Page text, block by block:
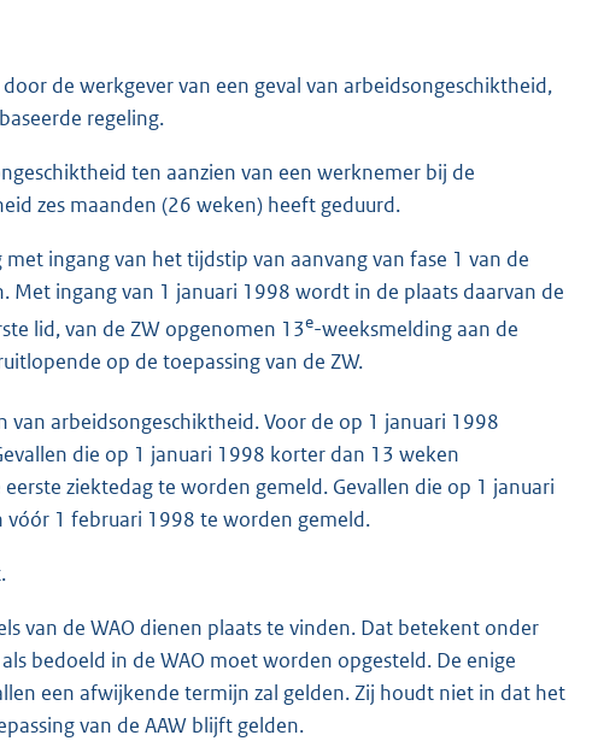
de werkgever van een geval van arbeidsongeschiktheid,
regeling.
ten aanzien van een werknemer bij de
zes maanden (26 weken) heeft geduurd.
ingang van het tijdstip van aanvang van fase 1 van de
ingang van 1 januari 1998 wordt in de plaats daarvan de
lid, van de ZW opgenomen 13e-weeksmelding aan de
op de toepassing van de ZW.
arbeidsongeschiktheid. Voor de op 1 januari 1998
die op 1 januari 1998 korter dan 13 weken
ziektedag te worden gemeld. Gevallen die op 1 januari
1 februari 1998 te worden gemeld.
van de WAO dienen plaats te vinden. Dat betekent onder
bedoeld in de WAO moet worden opgesteld. De enige
een afwijkende termijn zal gelden. Zij houdt niet in dat het
van de AAW blijft gelden.